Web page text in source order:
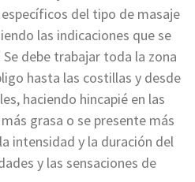
del tipo de masaje
las indicaciones que se
debe trabajar toda la zona
hasta las costillas y desde
haciendo hincapié en las
grasa o se presente más
intensidad y la duración del
y las sensaciones de